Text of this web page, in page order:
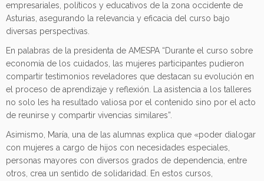
empresariales, políticos y educativos de la zona occidente de
Asturias, asegurando la relevancia y eficacia del curso bajo
diversas perspectivas.
En palabras de la presidenta de AMESPA “Durante el curso sobre
economía de los cuidados, las mujeres participantes pudieron
compartir testimonios reveladores que destacan su evolución en
el proceso de aprendizaje y reflexión. La asistencia a los talleres
no solo les ha resultado valiosa por el contenido sino por el acto
de reunirse y compartir vivencias similares”.
Asimismo, María, una de las alumnas explica que «poder dialogar
con mujeres a cargo de hijos con necesidades especiales,
personas mayores con diversos grados de dependencia, entre
otros, crea un sentido de solidaridad. En estos cursos,